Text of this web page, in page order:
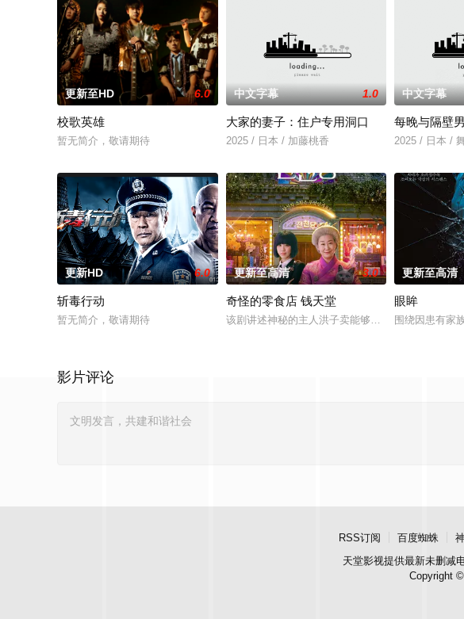
更新至HD 6.0
校歌英雄
暂无简介，敬请期待
中文字幕 1.0
大家的妻子：住户专用洞口
2025 / 日本 / 加藤桃香
中文字幕
每晚与隔壁
2025 / 日本 /
更新HD 6.0
斩毒行动
暂无简介，敬请期待
更新至高清 3.0
奇怪的零食店 钱天堂
该剧讲述神秘的主人洪子卖能够实现人们愿望的神
更新至高清
眼眸
围绕因患有家
影片评论
RSS订阅 百度蜘蛛
天堂影视提供最新未删减
Copyright